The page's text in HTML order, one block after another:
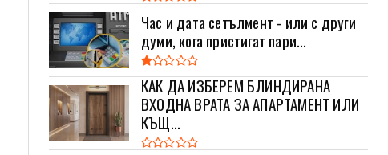
Час и дата сетълмент - или с други
думи, кога пристигат пари...
КАК ДА ИЗБЕРЕМ БЛИНДИРАНА
ВХОДНА ВРАТА ЗА АПАРТАМЕНТ ИЛИ
КЪЩ...